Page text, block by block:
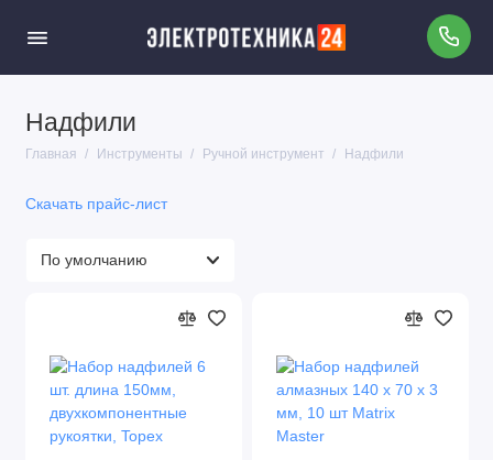
Надфили
Главная Инструменты Ручной инструмент Надфили
Сварочные аппараты для пластиковых труб
Измерительный инструмент
Все для пайки
Адаптеры и переходники для сверлильных
патронов
Скачать прайс-лист